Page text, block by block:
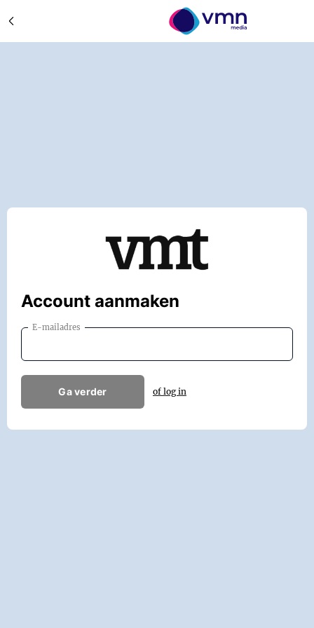
Account aanmaken
E-mailadres
Ga verder of log in